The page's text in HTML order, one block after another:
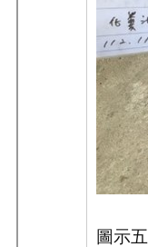
圖示五